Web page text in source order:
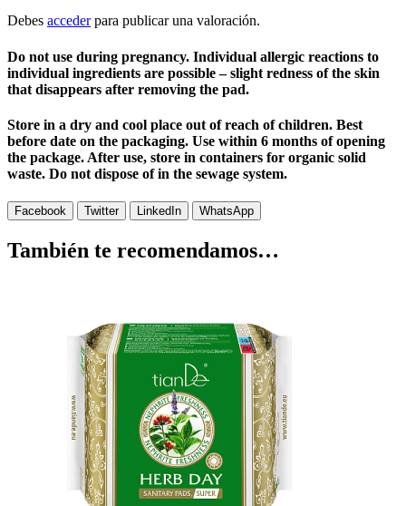
Debes accederpara publicar una valoración.
Do not use during pregnancy. Individual allergic reactions to
individual ingredients are possible – slight redness of the skin
that disappears after removing the pad.
Store in a dry and cool place out of reach of children. Best
before date on the packaging. Use within 6 months of opening
the package. After use, store in containers for organic solid
waste. Do not dispose of in the sewage system.
Facebook Twitter LinkedIn WhatsApp
También te recomendamos…